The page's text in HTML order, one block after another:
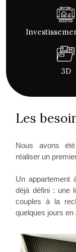
3D
Les
Nous avons
réaliser un
Un appartement
déjà défini : une
couples à la
quelques jours en